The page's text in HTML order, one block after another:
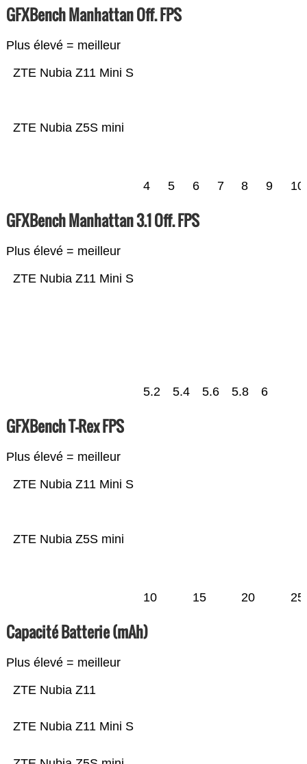
GFXBench Manhattan Off. FPS
Plus élevé = meilleur
ZTE Nubia Z5S mini
ZTE Nubia Z11 Mini S
4 5 6 7 8 9 10
GFXBench Manhattan 3.1 Off. FPS
Plus élevé = meilleur
ZTE Nubia Z11 Mini S
5.2 5.4 5.6 5.8 6
GFXBench T-Rex FPS
Plus élevé = meilleur
ZTE Nubia Z5S mini
ZTE Nubia Z11 Mini S
10 15 20 25
Capacité Batterie (mAh)
Plus élevé = meilleur
ZTE Nubia Z11 Mini S
ZTE Nubia Z11